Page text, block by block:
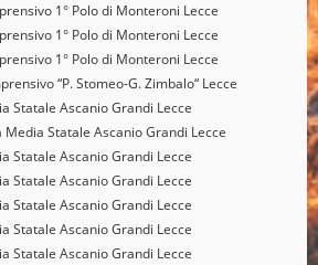
1° Polo di Monteroni Lecce
1° Polo di Monteroni Lecce
1° Polo di Monteroni Lecce
“P. Stomeo-G. Zimbalo“ Lecce
Statale Ascanio Grandi Lecce
Media Statale Ascanio Grandi Lecce
Statale Ascanio Grandi Lecce
Statale Ascanio Grandi Lecce
Statale Ascanio Grandi Lecce
Statale Ascanio Grandi Lecce
Statale Ascanio Grandi Lecce